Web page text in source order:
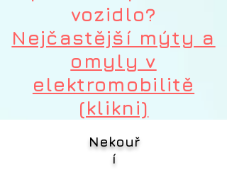
vozidlo?
Nejčastější mýty a
omyly v
elektromobilitě
(klikni)
Nekouř
í